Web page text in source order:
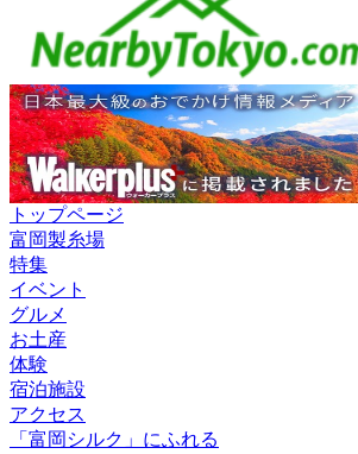
トップページ
富岡製糸場
特集
イベント
グルメ
お土産
体験
宿泊施設
アクセス
「富岡シルク」にふれる